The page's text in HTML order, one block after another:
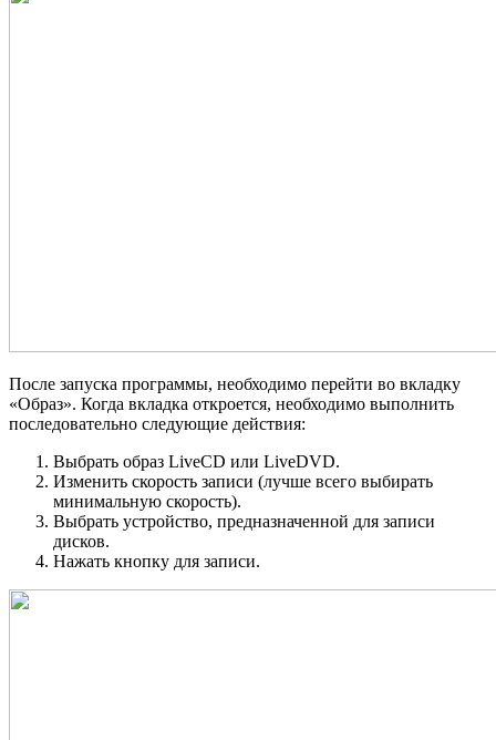
После запуска программы, необходимо перейти во вкладку
«Образ». Когда вкладка откроется, необходимо выполнить
последовательно следующие действия:
Выбрать образ LiveCD или LiveDVD.
Изменить скорость записи (лучше всего выбирать
минимальную скорость).
Выбрать устройство, предназначенной для записи
дисков.
Нажать кнопку для записи.